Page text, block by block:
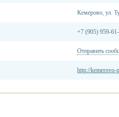
Кемерово, ул.
+7 (905) 959-
Отправить
http://kemerovo-